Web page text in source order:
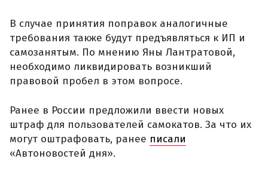
В случае принятия поправок аналогичные
требования также будут предъявляться к ИП и
самозанятым. По мнению Яны Лантратовой,
необходимо ликвидировать возникший
правовой пробел в этом вопросе.
Ранее в России предложили ввести новых
штраф для пользователей самокатов. За что их
могут оштрафовать, ранее писали
«Автоновостей дня».